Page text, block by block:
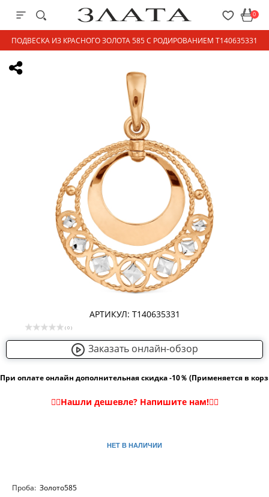
0
ПОДВЕСКА ИЗ КРАСНОГО ЗОЛОТА 585 С РОДИРОВАНИЕМ Т140635331
АРТИКУЛ: Т140635331
( 0 )
Заказать онлайн-обзор
При оплате онлайн дополнительная скидка -10％ (Применяется в
НЕТ В НАЛИЧИИ
Проба: Золото585